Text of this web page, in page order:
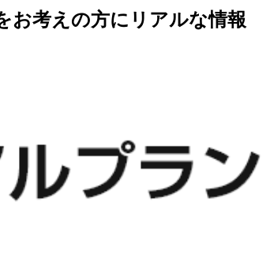
お考えの方にリアルな情報